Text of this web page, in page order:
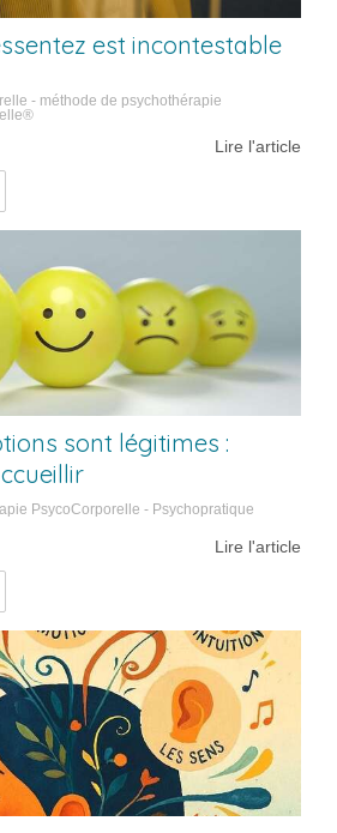
est incontestable
- méthode de psychothérapie
Lire l'article
sont légitimes :
PsycoCorporelle - Psychopratique
Lire l'article